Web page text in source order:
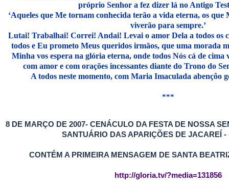
próprio Senhor a fez dizer lá no Antigo
‘Aqueles que Me tornam conhecida terão a vida eterna, os que
viverão para sempre.’
Lutai! Trabalhai! Correi! Andai! Levai o amor Dela a todos os
todos e Eu prometo Meus queridos irmãos, que uma morada
Minha vos espera na glória eterna, onde todos Nós cá de cima
com amor e com orações incessantes diante do Trono do
A todos neste momento, com Maria Imaculada abençôo
***
8 DE MARÇO DE 2007- CENÁCULO DA FESTA DE NOSSA
SANTUÁRIO DAS APARIÇÕES DE JACAREÍ -
CONTÉM A PRIMEIRA MENSAGEM DE SANTA
http://gloria.tv/?media=131856